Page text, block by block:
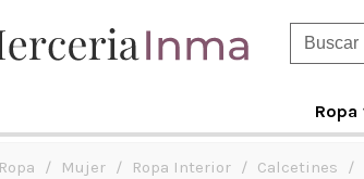
Ropa
Ropa / Mujer / Ropa Interior / Calcetines /